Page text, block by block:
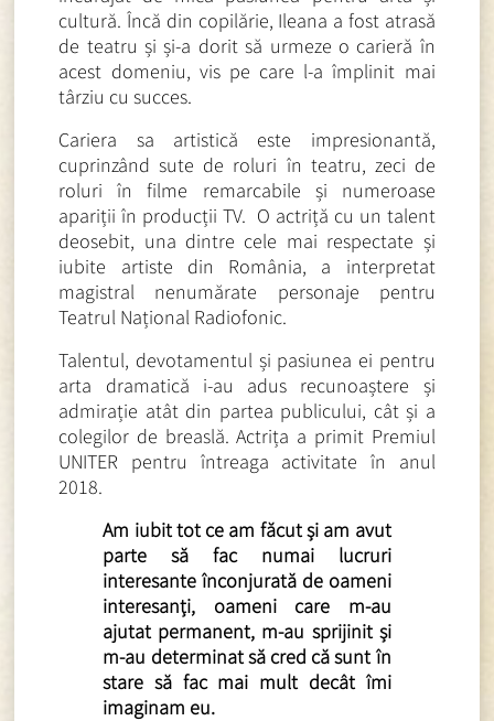
cultură. Încă din copilărie, Ileana a fost atrasă
de teatru și și-a dorit să urmeze o carieră în
acest domeniu, vis pe care l-a împlinit mai
târziu cu succes.
Cariera sa artistică este impresionantă,
cuprinzând sute de roluri în teatru, zeci de
roluri în filme remarcabile și numeroase
apariții în producții TV. O actriță cu un talent
deosebit, una dintre cele mai respectate și
iubite artiste din România, a interpretat
magistral nenumărate personaje pentru
Teatrul Național Radiofonic.
Talentul, devotamentul și pasiunea ei pentru
arta dramatică i-au adus recunoaștere și
admirație atât din partea publicului, cât și a
colegilor de breaslă. Actrița a primit Premiul
UNITER pentru întreaga activitate în anul
2018.
Am iubit tot ce am făcut și am avut
parte să fac numai lucruri
interesante înconjurată de oameni
interesanți, oameni care m-au
ajutat permanent, m-au sprijinit și
m-au determinat să cred că sunt în
stare să fac mai mult decât îmi
imaginam eu.